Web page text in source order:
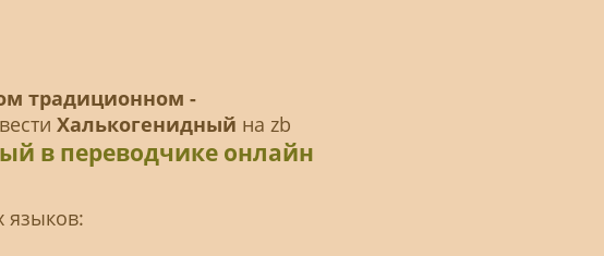
традиционном -
Халькогенидный на zb
в переводчике онлайн
языков: